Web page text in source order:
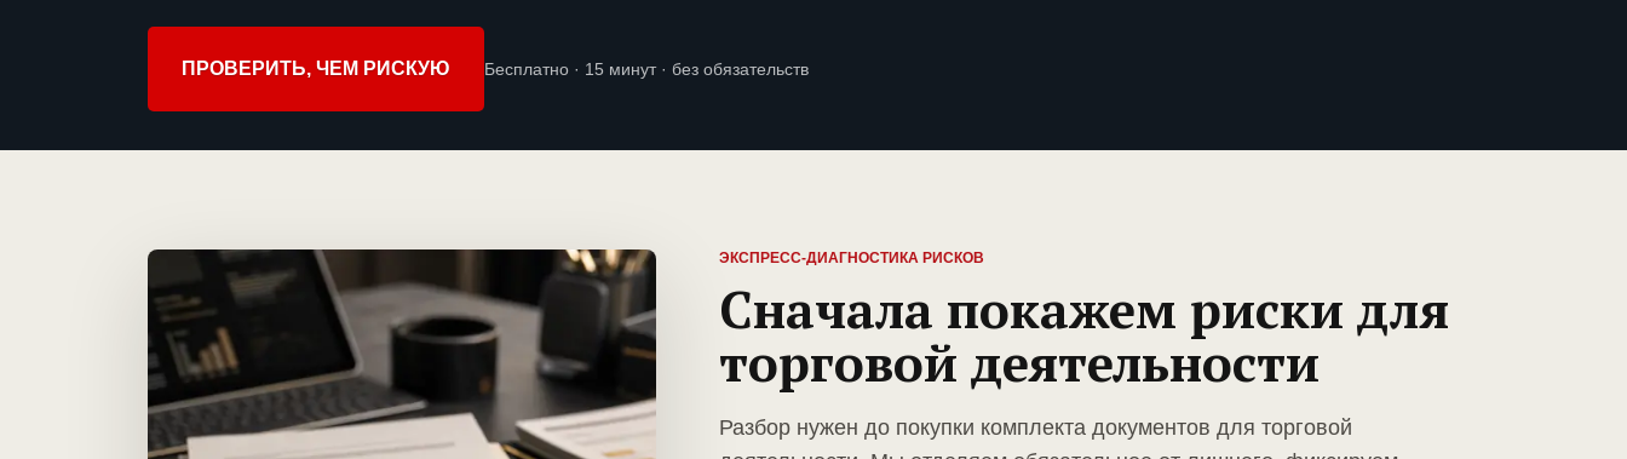
ПРОВЕРИТЬ, ЧЕМ РИСКУЮ Бесплатно · 15 минут · без обязательств
ЭКСПРЕСС-ДИАГНОСТИКА РИСКОВ
Сначала покажем риски для
торговой деятельности
Разбор нужен до покупки комплекта документов для торговой